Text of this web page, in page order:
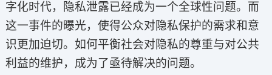
字化时代，隐私泄露已经成为一个全球性问题。而
这一事件的曝光，使得公众对隐私保护的需求和意
识更加迫切。如何平衡社会对隐私的尊重与对公共
利益的维护，成为了亟待解决的问题。